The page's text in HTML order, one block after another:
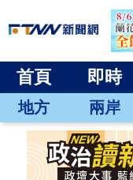
首頁 即時
地方 兩岸